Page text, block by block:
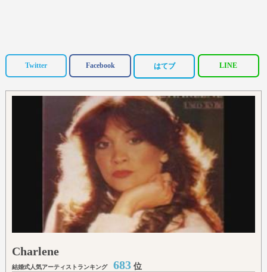
Twitter Facebook はてブ LINE
Charlene
結婚式人気アーティストランキング 683 位